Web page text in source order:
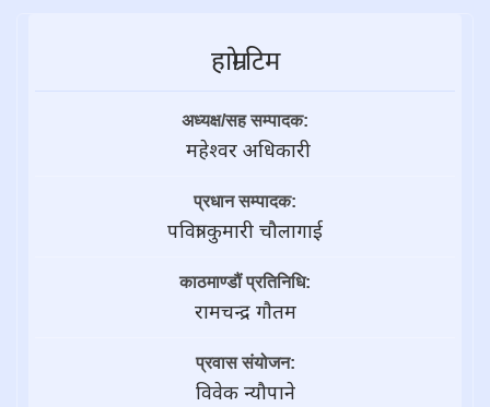
हाम्राे टिम
अध्यक्ष/सह सम्पादक:
महेश्वर अधिकारी
प्रधान सम्पादक:
पवित्रा कुमारी चौलागाई
काठमाण्डौं प्रतिनिधि:
रामचन्द्र गाैतम
प्रवास संयोजन:
विवेक न्यौपाने